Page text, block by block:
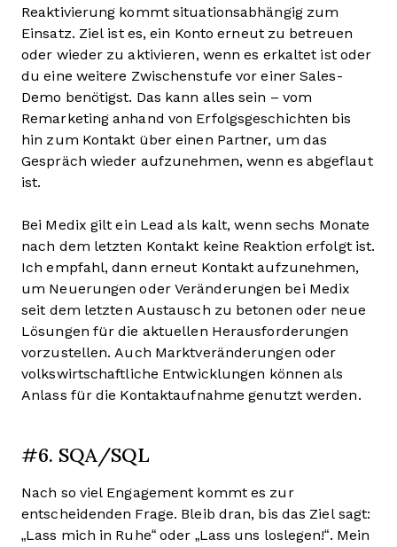
Reaktivierung kommt situationsabhängig zum
Einsatz. Ziel ist es, ein Konto erneut zu betreuen
oder wieder zu aktivieren, wenn es erkaltet ist oder
du eine weitere Zwischenstufe vor einer Sales-
Demo benötigst. Das kann alles sein – vom
Remarketing anhand von Erfolgsgeschichten bis
hin zum Kontakt über einen Partner, um das
Gespräch wieder aufzunehmen, wenn es abgeflaut
ist.
Bei Medix gilt ein Lead als kalt, wenn sechs Monate
nach dem letzten Kontakt keine Reaktion erfolgt ist.
Ich empfahl, dann erneut Kontakt aufzunehmen,
um Neuerungen oder Veränderungen bei Medix
seit dem letzten Austausch zu betonen oder neue
Lösungen für die aktuellen Herausforderungen
vorzustellen. Auch Marktveränderungen oder
volkswirtschaftliche Entwicklungen können als
Anlass für die Kontaktaufnahme genutzt werden.
#6. SQA/SQL
Nach so viel Engagement kommt es zur
entscheidenden Frage. Bleib dran, bis das Ziel sagt:
„Lass mich in Ruhe“ oder „Lass uns loslegen!“. Mein